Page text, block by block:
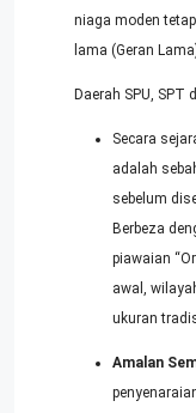
niaga moden
lama (Geran
Daerah SPU, SPT
Secara
adalah
sebelum
Berbeza
piawaian
awal,
ukuran
Amalan